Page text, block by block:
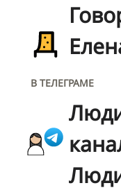
В ТЕЛЕГРАМЕ